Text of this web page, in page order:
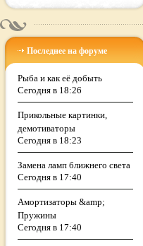
Последнее на форуме
Рыба и как её добыть
Сегодня в 18:26
Прикольные картинки,
демотиваторы
Сегодня в 18:23
Замена ламп ближнего света
Сегодня в 17:40
Амортизаторы &amp;
Пружины
Сегодня в 17:40